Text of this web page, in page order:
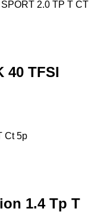
40 TFSI
1.4 Tp T